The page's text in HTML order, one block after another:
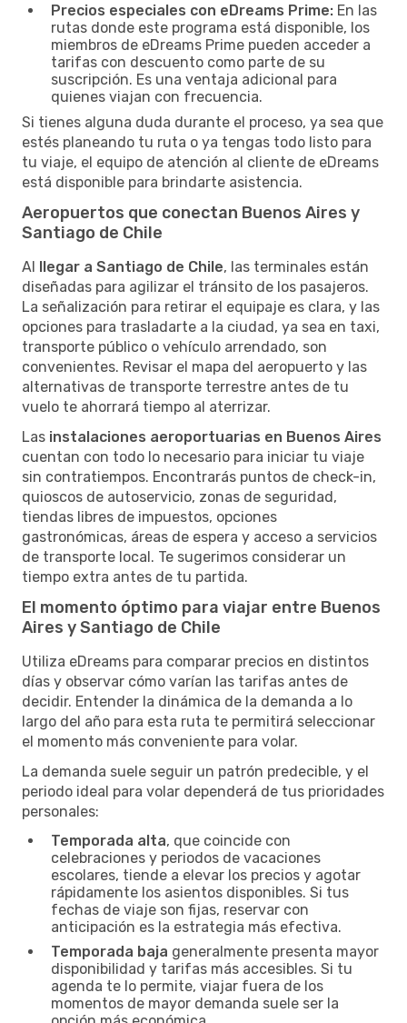
Precios especiales con eDreams Prime: En las
rutas donde este programa está disponible, los
miembros de eDreams Prime pueden acceder a
tarifas con descuento como parte de su
suscripción. Es una ventaja adicional para
quienes viajan con frecuencia.
Si tienes alguna duda durante el proceso, ya sea que
estés planeando tu ruta o ya tengas todo listo para
tu viaje, el equipo de atención al cliente de eDreams
está disponible para brindarte asistencia.
Aeropuertos que conectan Buenos Aires y
Santiago de Chile
Al llegar a Santiago de Chile, las terminales están
diseñadas para agilizar el tránsito de los pasajeros.
La señalización para retirar el equipaje es clara, y las
opciones para trasladarte a la ciudad, ya sea en taxi,
transporte público o vehículo arrendado, son
convenientes. Revisar el mapa del aeropuerto y las
alternativas de transporte terrestre antes de tu
vuelo te ahorrará tiempo al aterrizar.
Las instalaciones aeroportuarias en Buenos Aires
cuentan con todo lo necesario para iniciar tu viaje
sin contratiempos. Encontrarás puntos de check-in,
quioscos de autoservicio, zonas de seguridad,
tiendas libres de impuestos, opciones
gastronómicas, áreas de espera y acceso a servicios
de transporte local. Te sugerimos considerar un
tiempo extra antes de tu partida.
El momento óptimo para viajar entre Buenos
Aires y Santiago de Chile
Utiliza eDreams para comparar precios en distintos
días y observar cómo varían las tarifas antes de
decidir. Entender la dinámica de la demanda a lo
largo del año para esta ruta te permitirá seleccionar
el momento más conveniente para volar.
La demanda suele seguir un patrón predecible, y el
periodo ideal para volar dependerá de tus prioridades
personales:
Temporada alta, que coincide con
celebraciones y periodos de vacaciones
escolares, tiende a elevar los precios y agotar
rápidamente los asientos disponibles. Si tus
fechas de viaje son fijas, reservar con
anticipación es la estrategia más efectiva.
Temporada baja generalmente presenta mayor
disponibilidad y tarifas más accesibles. Si tu
agenda te lo permite, viajar fuera de los
momentos de mayor demanda suele ser la